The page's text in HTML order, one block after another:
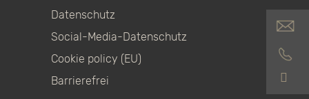
Datenschutz
Social-Media-Datenschutz
Cookie policy (EU)
Barrierefrei